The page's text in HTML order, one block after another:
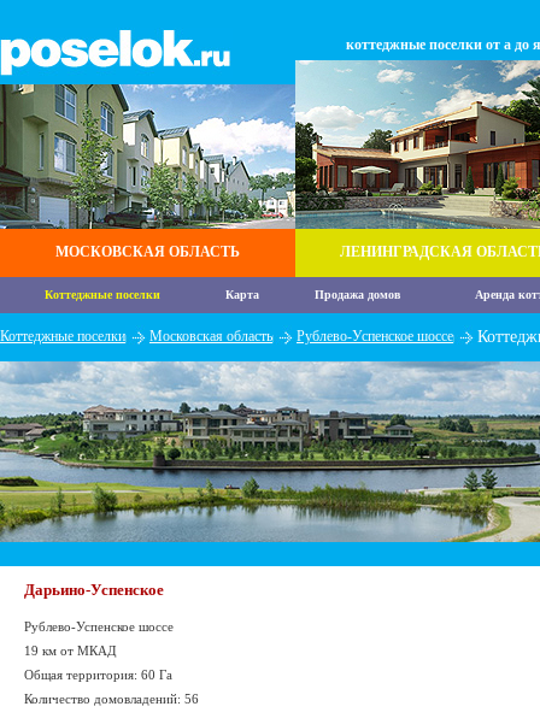
МОСКОВСКАЯ ОБЛАСТЬ
коттеджные поселки от а до я
ЛЕНИНГРАДСКАЯ
Коттеджные поселки Карта Продажа домов Аренда
Коттеджные поселки Московская область Рублево-Успенское шоссе
Дарьино-Успенское
Рублево-Успенское шоссе
19 км от МКАД
Общая территория: 60 Га
Количество домовладений: 56